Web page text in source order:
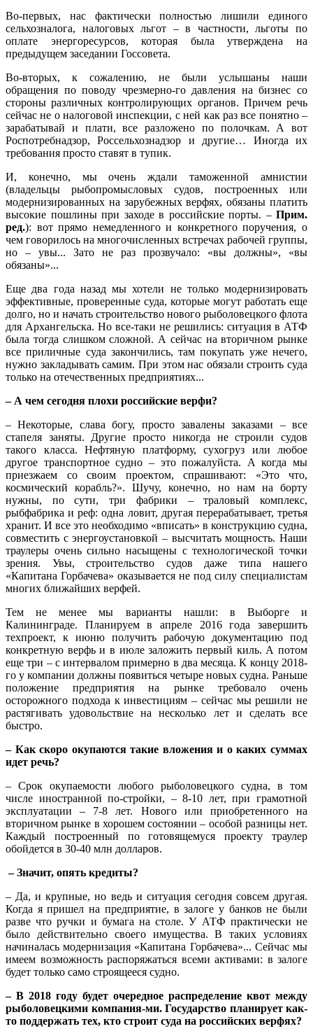
Во-первых, нас фактически полностью лишили единого
сельхозналога, налоговых льгот – в частности, льготы по
оплате энергоресурсов, которая была утверждена на
предыдущем заседании Госсовета.
Во-вторых, к сожалению, не были услышаны наши
обращения по поводу чрезмерно-го давления на бизнес со
стороны различных контролирующих органов. Причем речь
сейчас не о налоговой инспекции, с ней как раз все понятно –
зарабатывай и плати, все разложено по полочкам. А вот
Роспотребнадзор, Россельхознадзор и другие… Иногда их
требования просто ставят в тупик.
И, конечно, мы очень ждали таможенной амнистии
(владельцы рыбопромысловых судов, построенных или
модернизированных на зарубежных верфях, обязаны платить
высокие пошлины при заходе в российские порты. – Прим.
ред.): вот прямо немедленного и конкретного поручения, о
чем говорилось на многочисленных встречах рабочей группы,
но – увы... Зато не раз прозвучало: «вы должны», «вы
обязаны»...
Еще два года назад мы хотели не только модернизировать
эффективные, проверенные суда, которые могут работать еще
долго, но и начать строительство нового рыболовецкого флота
для Архангельска. Но все-таки не решились: ситуация в АТФ
была тогда слишком сложной. А сейчас на вторичном рынке
все приличные суда закончились, там покупать уже нечего,
нужно закладывать самим. При этом нас обязали строить суда
только на отечественных предприятиях...
– А чем сегодня плохи российские верфи?
– Некоторые, слава богу, просто завалены заказами – все
стапеля заняты. Другие просто никогда не строили судов
такого класса. Нефтяную платформу, сухогруз или любое
другое транспортное судно – это пожалуйста. А когда мы
приезжаем со своим проектом, спрашивают: «Это что,
космический корабль?». Шучу, конечно, но нам на борту
нужны, по сути, три фабрики – траловый комплекс,
рыбфабрика и реф: одна ловит, другая перерабатывает, третья
хранит. И все это необходимо «вписать» в конструкцию судна,
совместить с энергоустановкой – высчитать мощность. Наши
траулеры очень сильно насыщены с технологической точки
зрения. Увы, строительство судов даже типа нашего
«Капитана Горбачева» оказывается не под силу специалистам
многих ближайших верфей.
Тем не менее мы варианты нашли: в Выборге и
Калининграде. Планируем в апреле 2016 года завершить
техпроект, к июню получить рабочую документацию под
конкретную верфь и в июле заложить первый киль. А потом
еще три – с интервалом примерно в два месяца. К концу 2018-
го у компании должны появиться четыре новых судна. Раньше
положение предприятия на рынке требовало очень
осторожного подхода к инвестициям – сейчас мы решили не
растягивать удовольствие на несколько лет и сделать все
быстро.
– Как скоро окупаются такие вложения и о каких суммах
идет речь?
– Срок окупаемости любого рыболовецкого судна, в том
числе иностранной по-стройки, – 8-10 лет, при грамотной
эксплуатации – 7-8 лет. Нового или приобретенного на
вторичном рынке в хорошем состоянии – особой разницы нет.
Каждый построенный по готовящемуся проекту траулер
обойдется в 30-40 млн долларов.
– Значит, опять кредиты?
– Да, и крупные, но ведь и ситуация сегодня совсем другая.
Когда я пришел на предприятие, в залоге у банков не были
разве что ручки и бумага на столе. У АТФ практически не
было действительно своего имущества. В таких условиях
начиналась модернизация «Капитана Горбачева»... Сейчас мы
имеем возможность распоряжаться всеми активами: в залоге
будет только само строящееся судно.
– В 2018 году будет очередное распределение квот между
рыболовецкими компания-ми. Государство планирует как-
то поддержать тех, кто строит суда на российских верфях?